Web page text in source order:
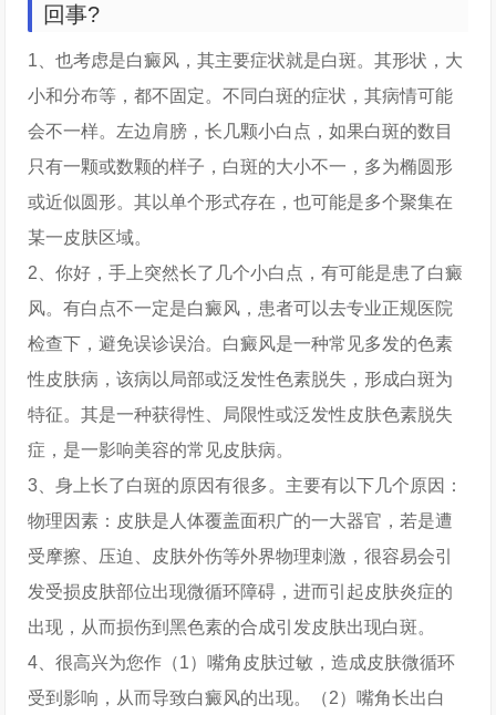
回事?
1、也考虑是白癜风，其主要症状就是白斑。其形状，大
小和分布等，都不固定。不同白斑的症状，其病情可能
会不一样。左边肩膀，长几颗小白点，如果白斑的数目
只有一颗或数颗的样子，白斑的大小不一，多为椭圆形
或近似圆形。其以单个形式存在，也可能是多个聚集在
某一皮肤区域。
2、你好，手上突然长了几个小白点，有可能是患了白癜
风。有白点不一定是白癜风，患者可以去专业正规医院
检查下，避免误诊误治。白癜风是一种常见多发的色素
性皮肤病，该病以局部或泛发性色素脱失，形成白斑为
特征。其是一种获得性、局限性或泛发性皮肤色素脱失
症，是一影响美容的常见皮肤病。
3、身上长了白斑的原因有很多。主要有以下几个原因：
物理因素：皮肤是人体覆盖面积广的一大器官，若是遭
受摩擦、压迫、皮肤外伤等外界物理刺激，很容易会引
发受损皮肤部位出现微循环障碍，进而引起皮肤炎症的
出现，从而损伤到黑色素的合成引发皮肤出现白斑。
4、很高兴为您作（1）嘴角皮肤过敏，造成皮肤微循环
受到影响，从而导致白癜风的出现。（2）嘴角长出白